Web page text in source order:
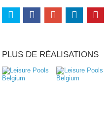
PLUS DE RÉALISATIONS